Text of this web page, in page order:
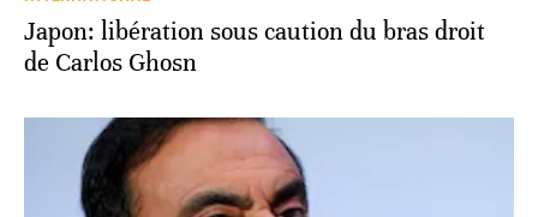
Japon: libération sous caution du bras droit
de Carlos Ghosn